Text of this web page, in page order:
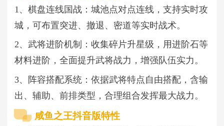
1、棋盘连线国战：城池点对点连线，支持实时攻
城，可布置突进、撤退、密道等实时战术。
2、武将进阶机制：收集碎片升星级，用进阶石等
材料进阶，全面提升武将战力，增强队伍实力。
3、阵容搭配系统：依据武将特点自由搭配，含输
出、辅助、前排类型，合理组合发挥最大战力。
咸鱼之王抖音版特性